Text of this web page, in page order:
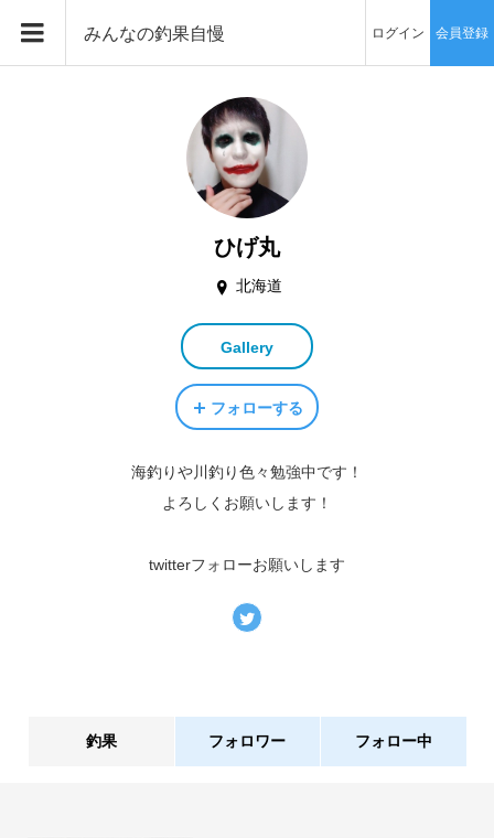
みんなの釣果自慢 ログイン 会員登録
ひげ丸
北海道
Gallery
フォローする
海釣りや川釣り色々勉強中です！
よろしくお願いします！
twitterフォローお願いします
釣果 2件
フォロワー 1人
フォロー中